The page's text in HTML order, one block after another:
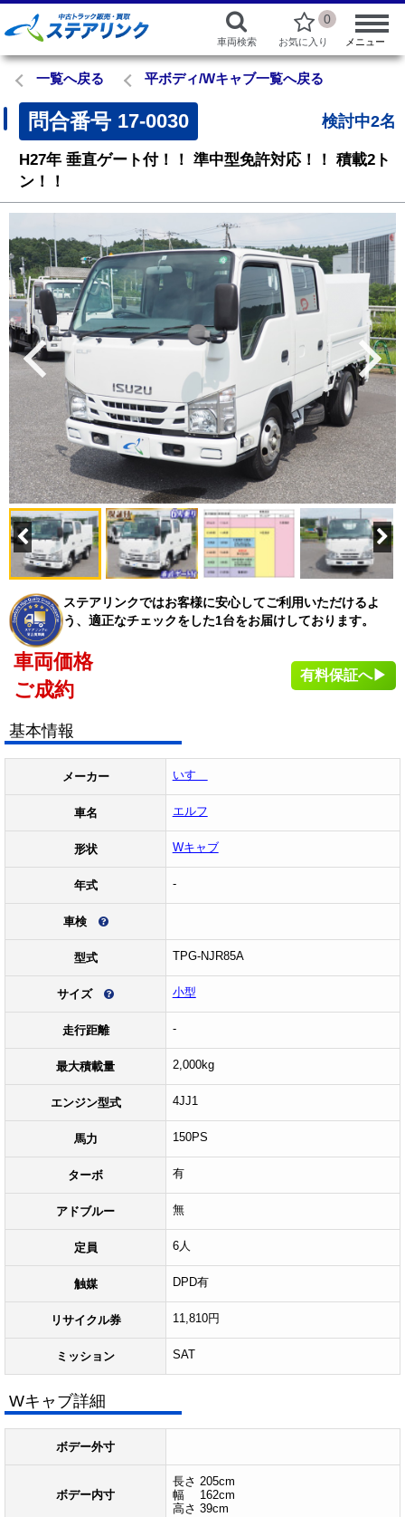
車両検索
0
お気に入り メニュー
一覧へ戻る 平ボディ/Wキャブ一覧へ戻る
問合番号 17-0030 検討中2名
H27年 垂直ゲート付！！ 準中型免許対応！！
積載2ト
ン！！
ステアリンクではお客様に安心してご利用いただけるよ
う、適正なチェックをした1台をお届けしております。
車両価格
ご成約
有料保証へ▶
基本情報
メーカー いすゞ
車名 エルフ
形状 Wキャブ
年式 -
車検
型式 TPG-NJR85A
サイズ 小型
走行距離 -
最大積載量 2,000kg
エンジン型式 4JJ1
馬力 150PS
ターボ 有
アドブルー 無
定員 6人
触媒 DPD有
リサイクル券 11,810円
ミッション SAT
Wキャブ詳細
ボデー外寸
ボデー内寸
長さ 205cm
幅 162cm
高さ 39cm